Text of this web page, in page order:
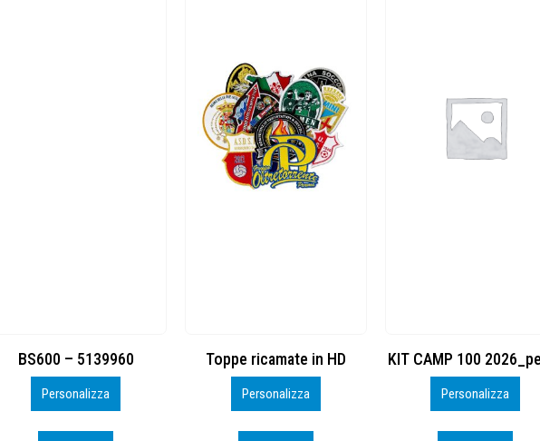
Toppe ricamate in HD
Personalizza
KIT CAMP 100 2026_perso
Personalizza
BSK600 – 5139960
Personalizza